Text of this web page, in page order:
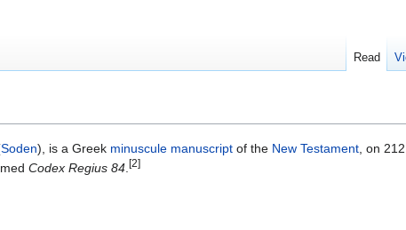
Soden), is a Greek minuscule manuscript of the New Testament, on
Codex Regius 84. [2]
Read